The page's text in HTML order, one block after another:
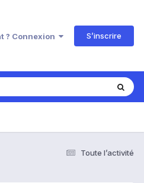
? Connexion S’inscrire
Toute l’activité